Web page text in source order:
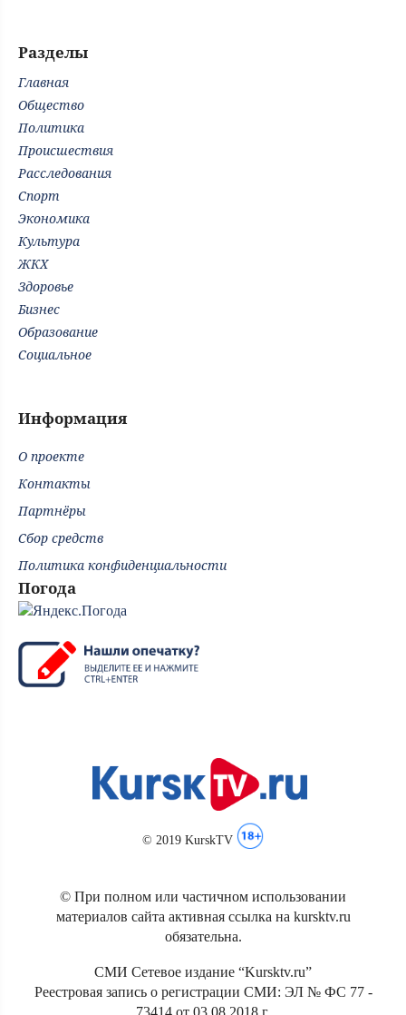
Разделы
Главная
Общество
Политика
Происшествия
Расследования
Спорт
Экономика
Культура
ЖКХ
Здоровье
Бизнес
Образование
Социальное
Информация
О проекте
Контакты
Партнёры
Сбор средств
Политика конфиденциальности
Погода
© 2019 KurskTV
© При полном или частичном использовании
материалов сайта активная ссылка на kursktv.ru
обязательна.
СМИ Сетевое издание “Kursktv.ru”
Реестровая запись о регистрации СМИ: ЭЛ № ФС 77 -